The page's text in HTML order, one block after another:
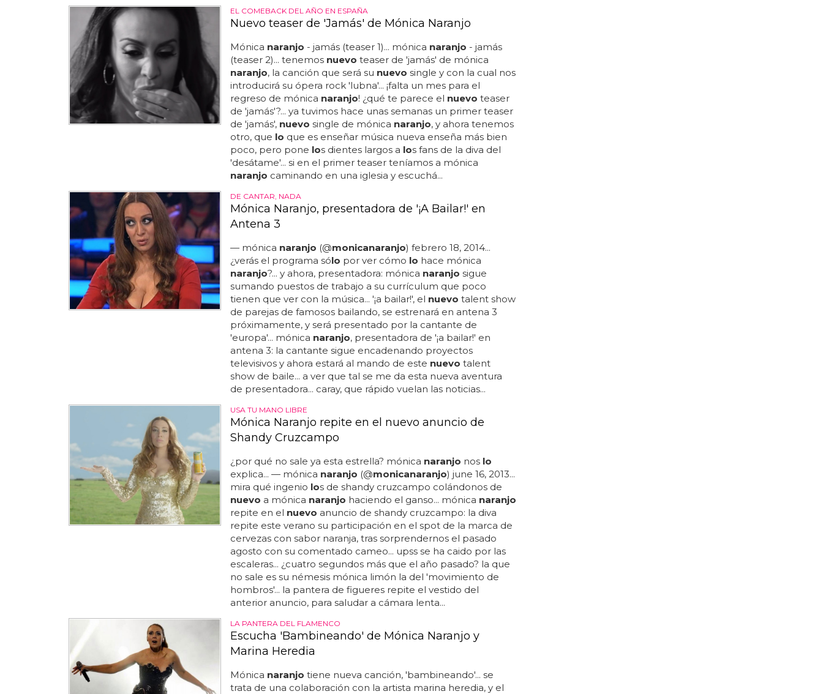
EL COMEBACK DEL AÑO EN ESPAÑA
Nuevo teaser de 'Jamás' de Mónica Naranjo
Mónica naranjo - jamás (teaser 1)... mónica naranjo - jamás
(teaser 2)... tenemos nuevo teaser de 'jamás' de mónica
naranjo, la canción que será su nuevo single y con la cual nos
introducirá su ópera rock 'lubna'... ¡falta un mes para el
regreso de mónica naranjo! ¿qué te parece el nuevo teaser
de 'jamás'?... ya tuvimos hace unas semanas un primer teaser
de 'jamás', nuevo single de mónica naranjo, y ahora tenemos
otro, que lo que es enseñar música nueva enseña más bien
poco, pero pone los dientes largos a los fans de la diva del
'desátame'... si en el primer teaser teníamos a mónica
naranjo caminando en una iglesia y escuchá...
DE CANTAR, NADA
Mónica Naranjo, presentadora de '¡A Bailar!' en
Antena 3
— mónica naranjo (@monicanaranjo) febrero 18, 2014...
¿verás el programa sólo por ver cómo lo hace mónica
naranjo?... y ahora, presentadora: mónica naranjo sigue
sumando puestos de trabajo a su currículum que poco
tienen que ver con la música... '¡a bailar!', el nuevo talent show
de parejas de famosos bailando, se estrenará en antena 3
próximamente, y será presentado por la cantante de
'europa'... mónica naranjo, presentadora de '¡a bailar!' en
antena 3: la cantante sigue encadenando proyectos
televisivos y ahora estará al mando de este nuevo talent
show de baile... a ver que tal se me da esta nueva aventura
de presentadora... caray, que rápido vuelan las noticias...
USA TU MANO LIBRE
Mónica Naranjo repite en el nuevo anuncio de
Shandy Cruzcampo
¿por qué no sale ya esta estrella? mónica naranjo nos lo
explica... — mónica naranjo (@monicanaranjo) june 16, 2013...
mira qué ingenio los de shandy cruzcampo colándonos de
nuevo a mónica naranjo haciendo el ganso... mónica naranjo
repite en el nuevo anuncio de shandy cruzcampo: la diva
repite este verano su participación en el spot de la marca de
cervezas con sabor naranja, tras sorprendernos el pasado
agosto con su comentado cameo... upss se ha caido por las
escaleras... ¿cuatro segundos más que el año pasado? la que
no sale es su némesis mónica limón la del 'movimiento de
hombros'... la pantera de figueres repite el vestido del
anterior anuncio, para saludar a cámara lenta...
LA PANTERA DEL FLAMENCO
Escucha 'Bambineando' de Mónica Naranjo y
Marina Heredia
Mónica naranjo tiene nueva canción, 'bambineando'... se
trata de una colaboración con la artista marina heredia, y el